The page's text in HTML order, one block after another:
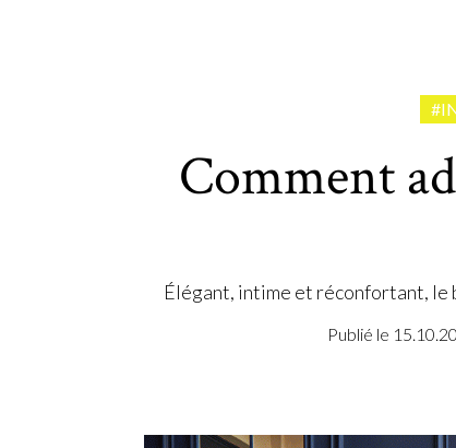
Comment
Élégant, intime et réconfortant, le
Publié le